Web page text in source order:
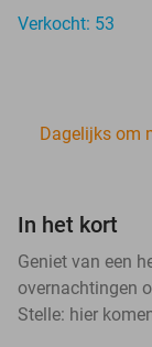
Verkocht: 53
Dagelijks om
In het kort
Geniet van een
overnachtingen
Stelle: hier